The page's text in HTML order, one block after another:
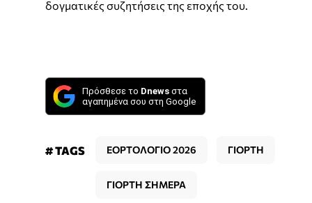
δογματικές συζητήσεις της εποχής του.
Πρόσθεσε το Dnews στα
αγαπημένα σου στη Google
# TAGS ΕΟΡΤΟΛΟΓΙΟ 2026 ΓΙΟΡΤΗ
ΓΙΟΡΤΗ ΣΗΜΕΡΑ